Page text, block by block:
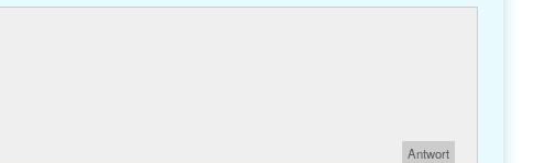
Antwort